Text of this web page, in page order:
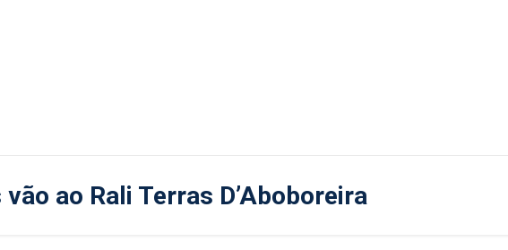
ao Rali Terras D’Aboboreira